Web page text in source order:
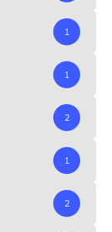
1
1
2
1
2